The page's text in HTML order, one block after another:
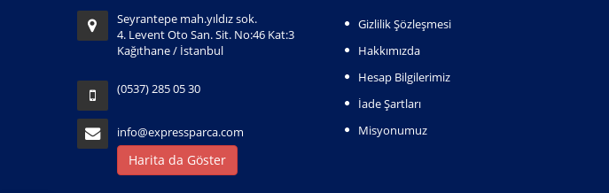
Seyrantepe mah.yıldız sok.
4. Levent Oto San. Sit. No:46 Kat:3
Kağıthane / İstanbul
(0537) 285 05 30
info@expressparca.com
Harita da Göster
Gizlilik Şözleşmesi
Hakkımızda
Hesap Bilgilerimiz
İade Şartları
Misyonumuz